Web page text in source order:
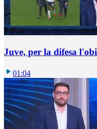
Juve, per la difesa
01:04